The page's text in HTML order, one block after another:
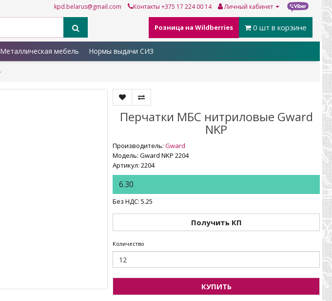
kpd.belarus@gmail.com Контакты +375 17 224 00 14 Личный кабинет
Розница на Wildberries 0 шт в корзине
Металлическая мебель Нормы выдачи СИЗ
Перчатки МБС нитриловые Gward
NKP
Производитель:Gward
Модель: Gward NKP 2204
Артикул: 2204
6.30
Без НДС: 5.25
Получить КП
Количество
КУПИТЬ